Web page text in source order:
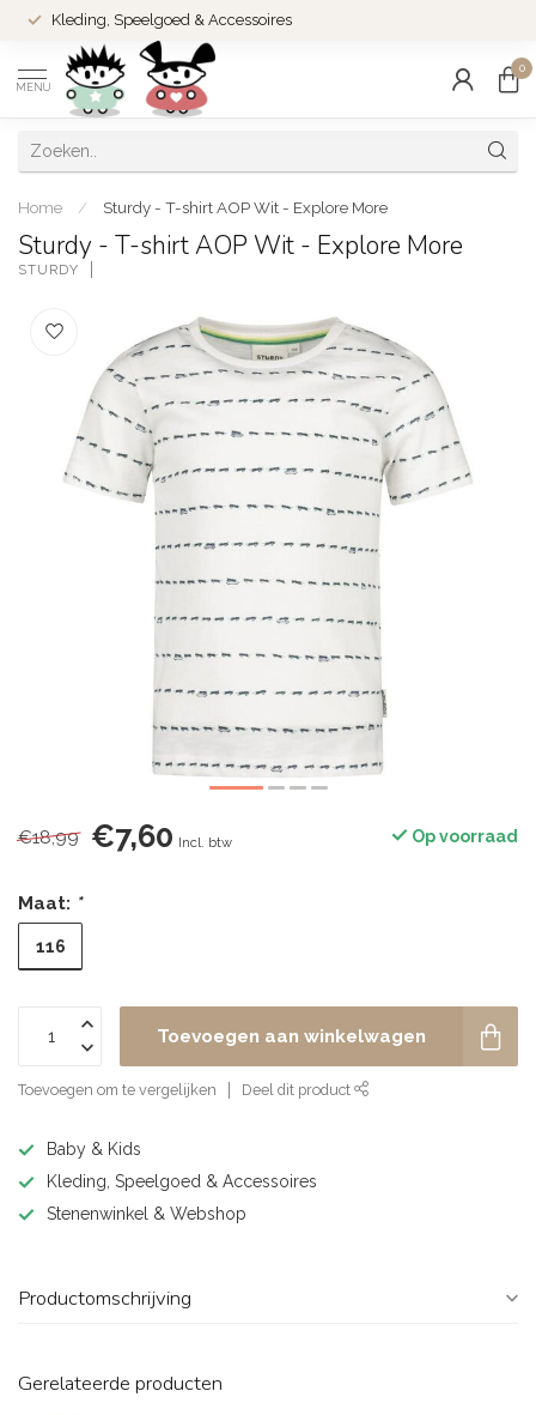
Kleding, Speelgoed & Accessoires
MENU
0
Home / Sturdy - T-shirt AOP Wit - Explore More
Sturdy - T-shirt AOP Wit - Explore More
STURDY
€18,99 €7,60 Incl. btw Op voorraad
Maat: *
116
Toevoegen aan winkelwagen
Toevoegen om te vergelijken Deel dit product
Baby & Kids
Kleding, Speelgoed & Accessoires
Stenenwinkel & Webshop
Productomschrijving
Gerelateerde producten